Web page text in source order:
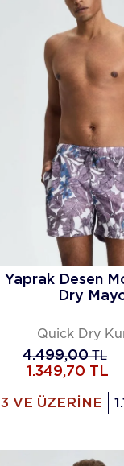
Yaprak Desen
Dry
Quick Dry
4.499,00TL
1.349,70 TL
3 VE ÜZERİNE